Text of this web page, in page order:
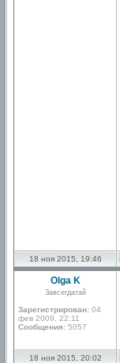
18 ноя 2015, 19:46
Olga K
Завсегдатай
Зарегистрирован: 04
фев 2009, 22:11
Сообщения: 5057
18 ноя 2015, 20:02